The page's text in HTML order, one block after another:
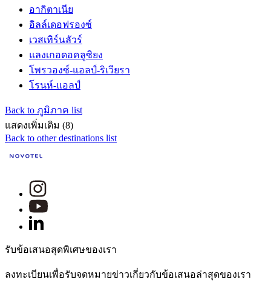
อากิตาเนีย
อิลล์เดอฟรองซ์
เวสเทิร์นลัวร์
แลงเกอดอคลูซิยง
โพรวองซ์-แอลป์-ริเวียรา
โรนห์-แอลป์
Back to ภูมิภาค list
แสดงเพิ่มเติม (8)
Back to other destinations list
รับข้อเสนอสุดพิเศษของเรา
ลงทะเบียนเพื่อรับจดหมายข่าวเกี่ยวกับข้อเสนอล่าสุดของเรา